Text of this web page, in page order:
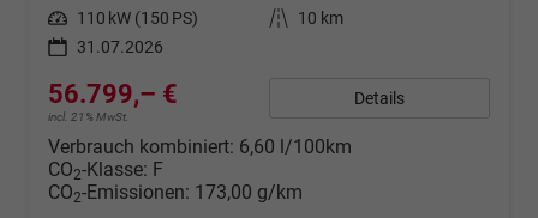
Leistung 110 kW (150 PS) Kilometerstand
10 km
31.07.2026
56.799,– €
incl. 21% MwSt.
Details
Verbrauch kombiniert: 6,60 l/100km
CO2-Klasse: F
CO2-Emissionen: 173,00 g/km